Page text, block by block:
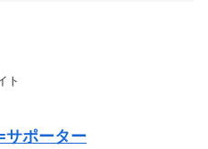
ト
サポーター